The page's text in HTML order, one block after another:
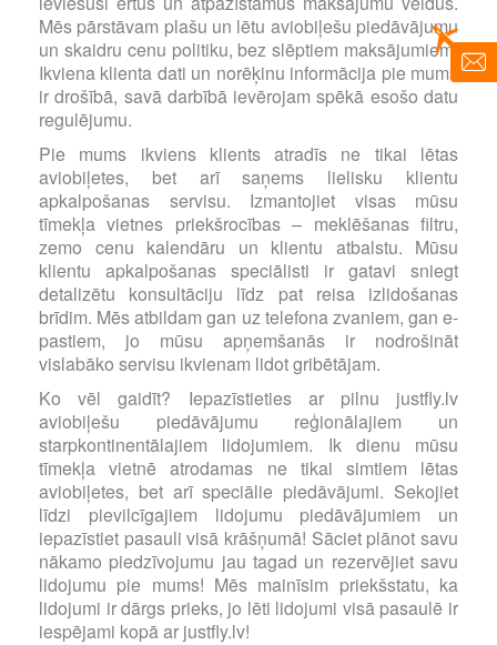
Mēs pārstāvam plašu un lētu aviobiļešu piedāvājumu
un skaidru cenu politiku, bez slēptiem maksājumiem.
Ikviena klienta dati un norēķinu informācija pie mums
ir drošībā, savā darbībā ievērojam spēkā esošo datu
regulējumu.
Pie mums ikviens klients atradīs ne tikai lētas
aviobiļetes, bet arī saņems lielisku klientu
apkalpošanas servisu. Izmantojiet visas mūsu
tīmekļa vietnes priekšrocības – meklēšanas filtru,
zemo cenu kalendāru un klientu atbalstu. Mūsu
klientu apkalpošanas speciālisti ir gatavi sniegt
detalizētu konsultāciju līdz pat reisa izlidošanas
brīdim. Mēs atbildam gan uz telefona zvaniem, gan e-
pastiem, jo mūsu apņemšanās ir nodrošināt
vislabāko servisu ikvienam lidot gribētājam.
Ko vēl gaidīt? Iepazīstieties ar pilnu justfly.lv
aviobiļešu piedāvājumu reģionālajiem un
starpkontinentālajiem lidojumiem. Ik dienu mūsu
tīmekļa vietnē atrodamas ne tikai simtiem lētas
aviobiļetes, bet arī speciālie piedāvājumi. Sekojiet
līdzi pievilcīgajiem lidojumu piedāvājumiem un
iepazīstiet pasauli visā krāšņumā! Sāciet plānot savu
nākamo piedzīvojumu jau tagad un rezervējiet savu
lidojumu pie mums! Mēs mainīsim priekšstatu, ka
lidojumi ir dārgs prieks, jo lēti lidojumi visā pasaulē ir
iespējami kopā ar justfly.lv!